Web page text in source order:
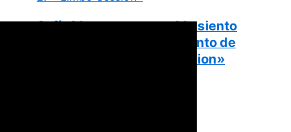
Sofía Mora presenta «Me siento
tan bien», el primer adelanto de
su nuevo EP «Limbo Session»